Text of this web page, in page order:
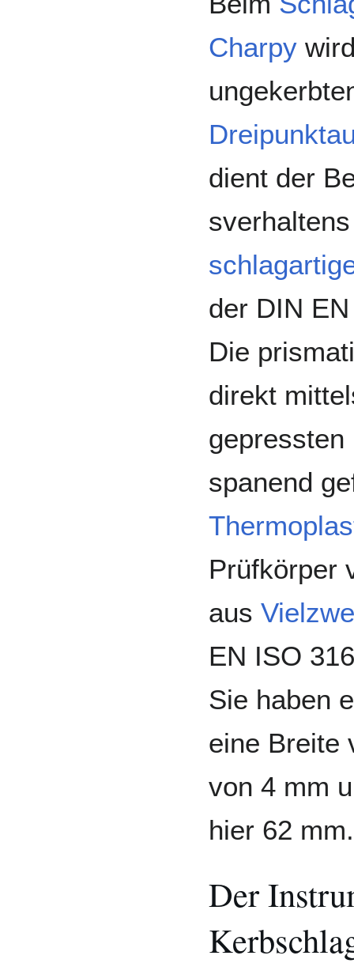
Charpy
dient der
der DIN
Die
direkt
gepressten
spanend
Prüfkörper
aus
EN ISO
Sie haben
eine Breite
von 4 mm
hier 62 mm.
Der